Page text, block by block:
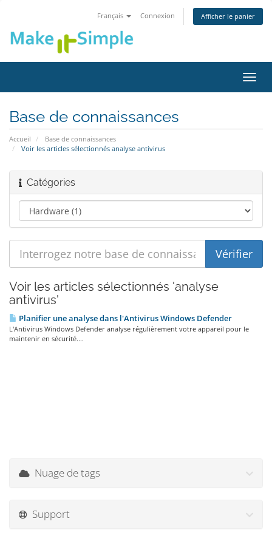
Français Connexion Afficher le panier
la
Base de connaissances
Accueil
Base de connaissances
Voir les articles sélectionnés analyse antivirus
Catégories
Voir les articles sélectionnés 'analyse
antivirus'
Planifier une analyse dans l'Antivirus Windows Defender
L'Antivirus Windows Defender analyse régulièrement votre appareil pour le
maintenir en sécurité....
Nuage de tags
Support